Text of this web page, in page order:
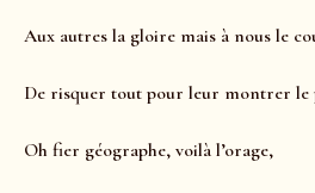
Aux autres la gloire mais à nous le
De risquer tout pour leur montrer le
Oh fier géographe, voilà l’orage,